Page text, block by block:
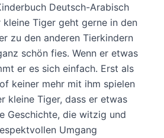
Deutsch-Arabisch
Tiger geht gerne in den
zu den anderen Tierkindern
schön fies. Wenn er etwas
er es sich einfach. Erst als
keiner mehr mit ihm spielen
kleine Tiger, dass er etwas
Geschichte, die witzig und
Umgang